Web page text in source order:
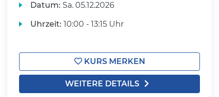
Datum: Sa. 05.12.2026
Uhrzeit: 10:00 - 13:15 Uhr
KURS MERKEN
WEITERE DETAILS